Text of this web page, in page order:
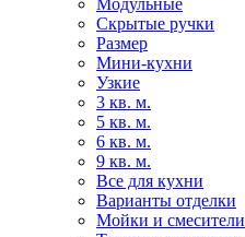
Модульные
Скрытые ручки
Размер
Мини-кухни
Узкие
3 кв. м.
5 кв. м.
6 кв. м.
9 кв. м.
Все для кухни
Варианты отделки
Мойки и смесители